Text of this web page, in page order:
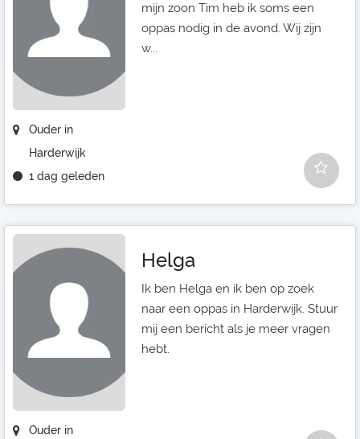
Ouder in
Harderwijk
1 dag geleden
mijn zoon Tim heb ik soms een
oppas nodig in de avond. Wij zijn
w...
Ouder in
Helga
Ik ben Helga en ik ben op zoek
naar een oppas in Harderwijk. Stuur
mij een bericht als je meer vragen
hebt.